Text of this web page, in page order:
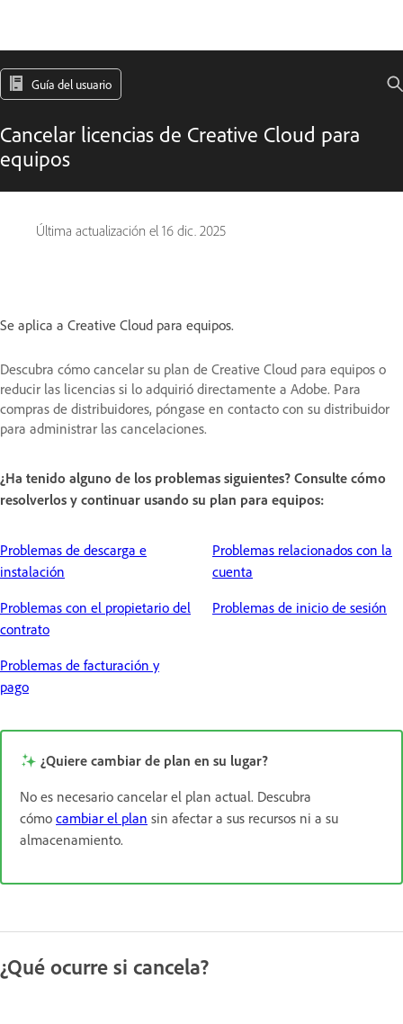
Guía del usuario
Cancelar licencias de Creative Cloud para
equipos
Última actualización el 16 dic. 2025
Se aplica a Creative Cloud para equipos.
Descubra cómo cancelar su plan de Creative Cloud para equipos o
reducir las licencias si lo adquirió directamente a Adobe. Para
compras de distribuidores, póngase en contacto con su distribuidor
para administrar las cancelaciones.
¿Ha tenido alguno de los problemas siguientes? Consulte cómo
resolverlos y continuar usando su plan para equipos:
Problemas de descarga e
instalación
Problemas con el propietario del
contrato
Problemas de facturación y
pago
Problemas relacionados con la
cuenta
Problemas de inicio de sesión
¿Quiere cambiar de plan en su lugar?
No es necesario cancelar el plan actual. Descubra
cómo cambiar el plan sin afectar a sus recursos ni a su
almacenamiento.
¿Qué ocurre si cancela?